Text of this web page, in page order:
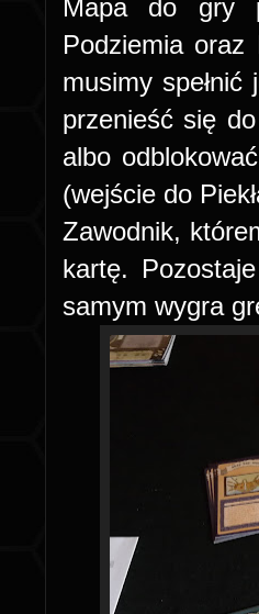
Mapa do gry
Podziemia oraz
musimy
przenieść się
albo
(wejście do
Zawodnik,
kartę.
samym wygra